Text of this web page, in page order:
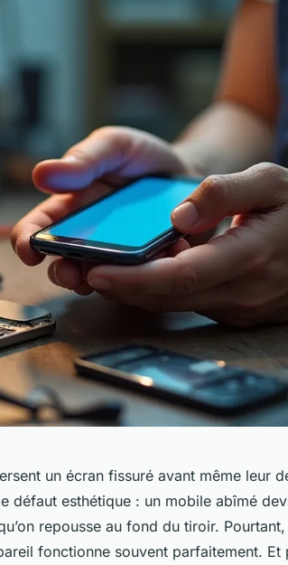
un écran fissuré avant même leur
défaut esthétique : un mobile abîmé
repousse au fond du tiroir.
fonctionne souvent parfaitement. Et